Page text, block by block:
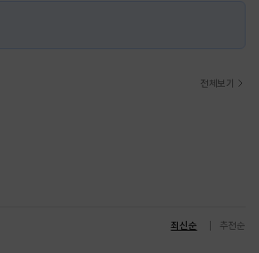
전체보기
최신순 추천순